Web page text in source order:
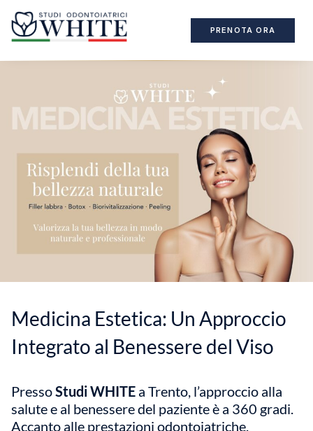
PRENOTA ORA
Medicina Estetica: Un Approccio
Integrato al Benessere del Viso
PressoStudi WHITE a Trento, l’approccio alla
salute e al benessere del paziente è a 360 gradi.
Accanto alle prestazioni odontoiatriche,